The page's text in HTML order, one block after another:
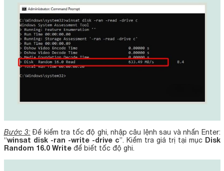
Bước 3:Để kiểm tra tốc độ ghi, nhập câu lệnh sau và nhấn Enter:
“winsat disk -ran -write -drive c”. Kiểm tra giá trị tại mục Disk
Random 16.0 Writeđể biết tốc độ ghi.